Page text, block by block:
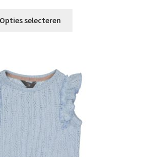
Opties selecteren
Deze
optie
kan
gekozen
worden
op
de